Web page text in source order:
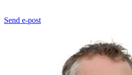
Send e-post